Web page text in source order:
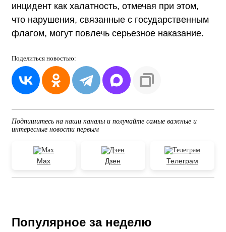
инцидент как халатность, отмечая при этом,
что нарушения, связанные с государственным
флагом, могут повлечь серьезное наказание.
Поделиться новостью:
Подпишитесь на наши каналы и получайте самые важные и
интересные новости первым
Max Дзен Телеграм
Популярное за неделю